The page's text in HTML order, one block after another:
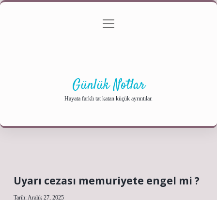
Gizlilik Politikası
menüyü
Günlük Notlar
Hayata farklı tat katan küçük ayrıntılar.
Uyarı cezası memuriyete engel mi ?
Tarih: Aralık 27, 2025